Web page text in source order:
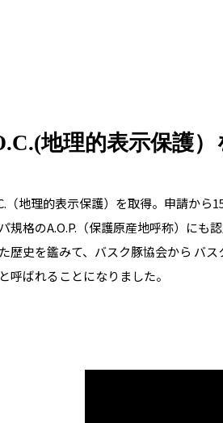
地理的表示保護）
（地理的表示保護）を取得。申請から
規格のA.O.P.（保護原産地呼称）にも
歴史を鑑みて、バスク豚協会から バ
呼ばれることになりました。